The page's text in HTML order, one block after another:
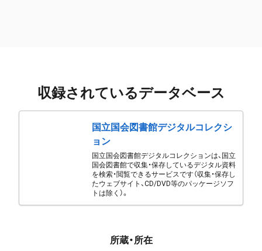
収録されているデータベース
国立国会図書館デジタルコレクシ
ョン
国立国会図書館デジタルコレクションは、国立
国会図書館で収集・保存しているデジタル資料
を検索・閲覧できるサービスです（収集・保存し
たウェブサイト、CD/DVD等のパッケージソフ
トは除く）。
所蔵・所在